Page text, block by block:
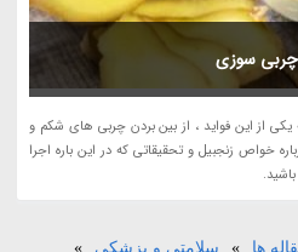
چربی سوزی
یکی از این فواید ، از بین بردن چربی های شکم و
خواص زنجبیل و تحقیقاتی که در این باره اجرا
ها » سلامتی و پزشکی »